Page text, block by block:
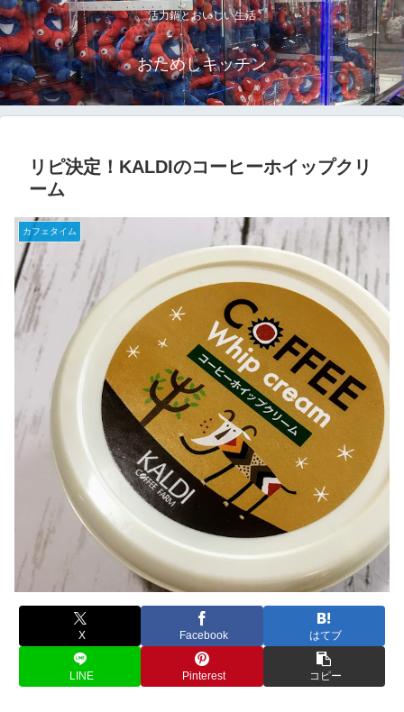
活力鍋とおいしい生活
おためしキッチン
リピ決定！KALDIのコーヒーホイップクリ
ーム
カフェタイム
X Facebook はてブ
LINE Pinterest コピー